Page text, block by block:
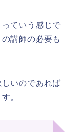
ていう感じで
講師の必要も
いのであれば
。